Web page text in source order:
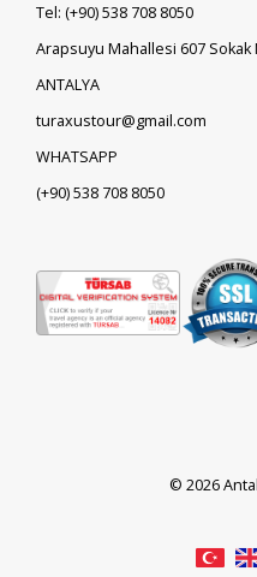
Tel: (+90)538 708 8050
Arapsuyu Mahallesi 607 Sokak
ANTALYA
turaxustour@gmail.com
WHATSAPP
(+90)538 708 8050
© 2026